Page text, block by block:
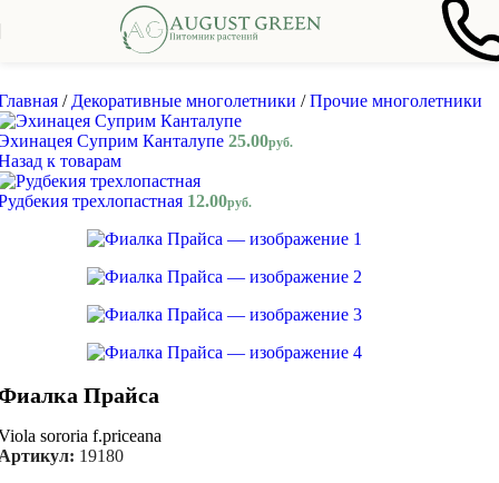
Skip to navigation Skip to main content
/ Декоративные многолетники / Прочие многолетники
Суприм Канталупе 25.00руб.
к товарам
трехлопастная 12.00руб.
Прайса
sororia f.priceana
19180